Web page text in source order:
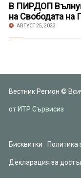
В ПИРДОП
на Свободата на
АВГУСТ 25, 2023
Вестник Регион ©
от ИТР Сървисиз
Бисквитки Политика
Декларация за